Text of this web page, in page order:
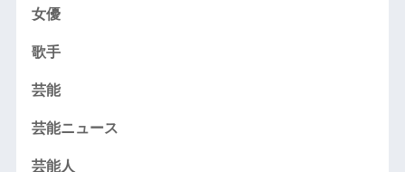
女優
歌手
芸能
芸能ニュース
芸能人